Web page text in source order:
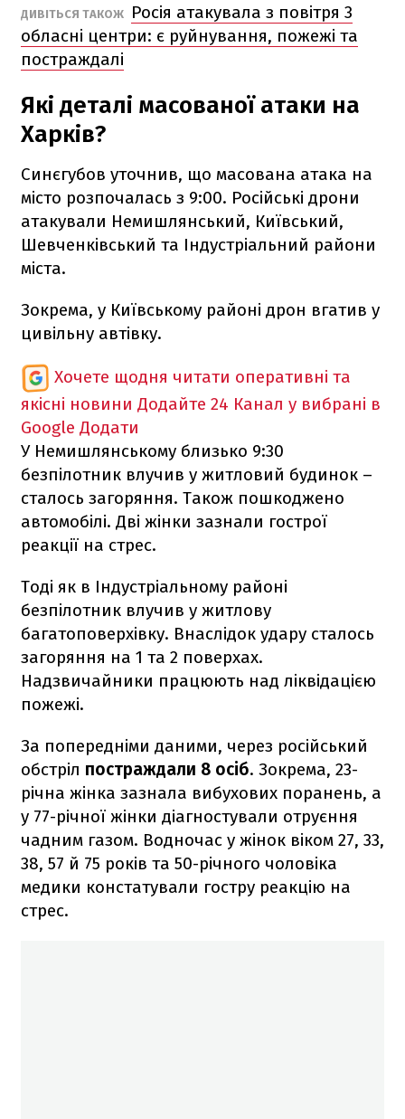
ДИВІТЬСЯ ТАКОЖ
Росія атакувала з повітря 3
обласні центри: є руйнування, пожежі та
постраждалі
Які деталі масованої атаки на
Харків?
Синєгубов уточнив, що масована атака на
місто розпочалась з 9:00. Російські дрони
атакували Немишлянський, Київський,
Шевченківський та Індустріальний райони
міста.
Зокрема, у Київському районі дрон вгатив у
цивільну автівку.
Хочете щодня читати оперативні та
якісні новини Додайте 24 Канал у вибрані в
Google Додати
У Немишлянському близько 9:30
безпілотник влучив у житловий будинок –
сталось загоряння. Також пошкоджено
автомобілі. Дві жінки зазнали гострої
реакції на стрес.
Тоді як в Індустріальному районі
безпілотник влучив у житлову
багатоповерхівку. Внаслідок удару сталось
загоряння на 1 та 2 поверхах.
Надзвичайники працюють над ліквідацією
пожежі.
За попередніми даними, через російський
обстріл постраждали 8 осіб. Зокрема, 23-
річна жінка зазнала вибухових поранень, а
у 77-річної жінки діагностували отруєння
чадним газом. Водночас у жінок віком 27, 33,
38, 57 й 75 років та 50-річного чоловіка
медики констатували гостру реакцію на
стрес.